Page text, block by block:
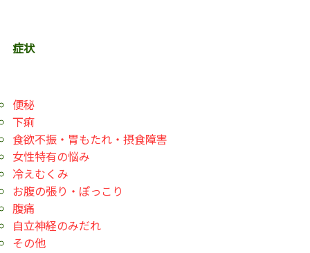
症状
便秘
下痢
食欲不振・胃もたれ・摂食障害
女性特有の悩み
冷えむくみ
お腹の張り・ぽっこり
腹痛
自立神経のみだれ
その他